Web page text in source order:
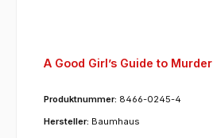
A Good Girl’s Guide to Murder
Produktnummer: 8466-0245-4
Hersteller: Baumhaus